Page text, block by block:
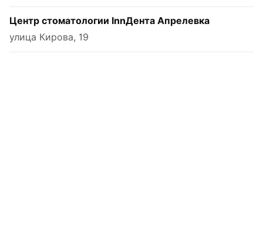
Центр стоматологии InnДента Апрелевка
улица Кирова, 19